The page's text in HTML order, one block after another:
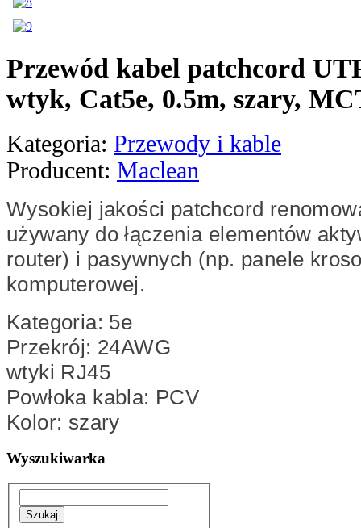
Przewód kabel patchcord
wtyk, Cat5e, 0.5m, szary,
Kategoria: Przewody i kable
Producent: Maclean
Wysokiej jakości patchcord
używany do łączenia elementów
router) i pasywnych (np. panele
komputerowej.
Kategoria: 5e
Przekrój: 24AWG
wtyki RJ45
Powłoka kabla: PCV
Kolor: szary
Wyszukiwarka